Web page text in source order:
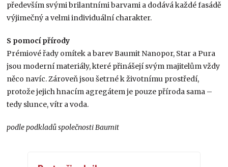
především svými brilantními barvami a dodává každé fasádě
výjimečný a velmi individuální charakter.
S pomocí přírody
Prémiové řady omítek a barev Baumit Nanopor, Star a Pura
jsou moderní materiály, které přinášejí svým majitelům vždy
něco navíc. Zároveň jsou šetrné k životnímu prostředí,
protože jejich hnacím agregátem je pouze příroda sama –
tedy slunce, vítr a voda.
podle podkladů společnosti Baumit